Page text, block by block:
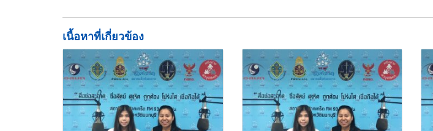
เนื้อหาที่เกี่ยวข้อง